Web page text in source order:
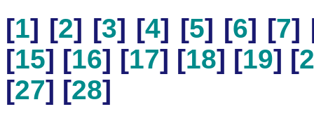
[1] [2] [3] [4] [5] [6] [7]
[15] [16] [17] [18] [19] [
[27] [28]